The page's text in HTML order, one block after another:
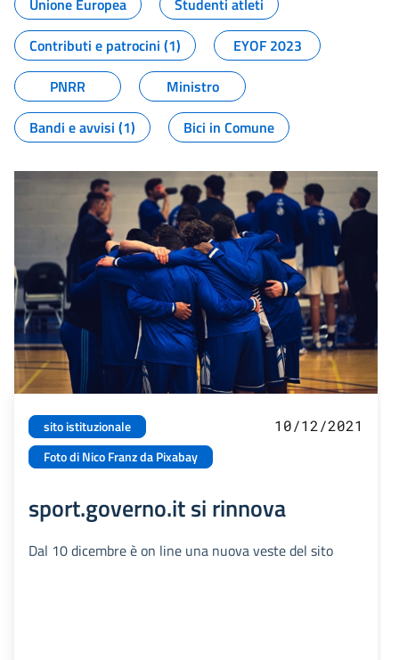
Unione Europea
Studenti atleti
Contributi e patrocini (1)
EYOF 2023
PNRR
Ministro
Bandi e avvisi (1)
Bici in Comune
sito istituzionale
Foto di Nico Franz da Pixabay
10/12/2021
sport.governo.it si rinnova
Dal 10 dicembre è on line una nuova veste del sito